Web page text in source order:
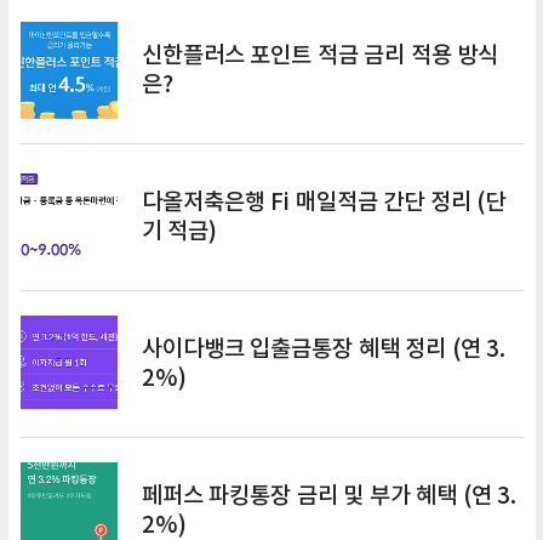
신한플러스 포인트 적금 금리 적용 방식
은?
다올저축은행 Fi 매일적금 간단 정리 (단
기 적금)
사이다뱅크 입출금통장 혜택 정리 (연 3.
2%)
페퍼스 파킹통장 금리 및 부가 혜택 (연 3.
2%)